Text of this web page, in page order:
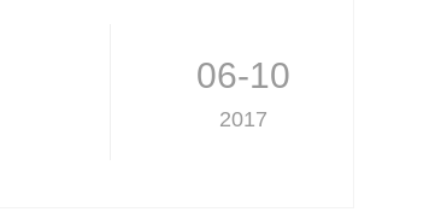
06-10
2017